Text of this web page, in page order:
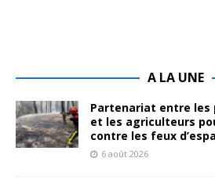
A LA UNE
Partenariat entre les
et les agriculteurs
contre les feux
6 août 2026